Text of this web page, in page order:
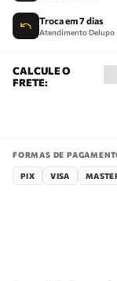
Troca em 7 dias
Atendimento Delupo
FORMAS DE
PIX VISA